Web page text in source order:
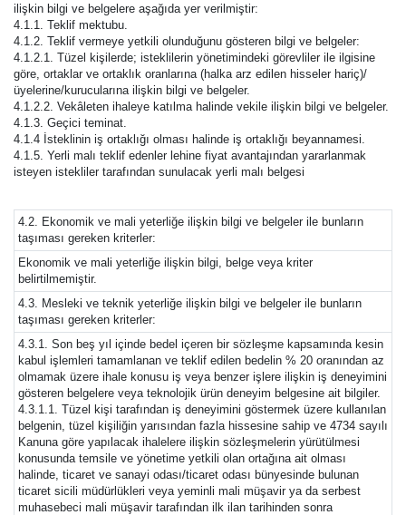
ilişkin bilgi ve belgelere aşağıda yer verilmiştir:
4.1.1. Teklif mektubu.
4.1.2. Teklif vermeye yetkili olunduğunu gösteren bilgi ve belgeler:
4.1.2.1. Tüzel kişilerde; isteklilerin yönetimindeki görevliler ile ilgisine
göre, ortaklar ve ortaklık oranlarına (halka arz edilen hisseler hariç)/
üyelerine/kurucularına ilişkin bilgi ve belgeler.
4.1.2.2. Vekâleten ihaleye katılma halinde vekile ilişkin bilgi ve belgeler.
4.1.3. Geçici teminat.
4.1.4 İsteklinin iş ortaklığı olması halinde iş ortaklığı beyannamesi.
4.1.5. Yerli malı teklif edenler lehine fiyat avantajından yararlanmak
isteyen istekliler tarafından sunulacak yerli malı belgesi
4.2. Ekonomik ve mali yeterliğe ilişkin bilgi ve belgeler ile bunların
taşıması gereken kriterler:
Ekonomik ve mali yeterliğe ilişkin bilgi, belge veya kriter
belirtilmemiştir.
4.3. Mesleki ve teknik yeterliğe ilişkin bilgi ve belgeler ile bunların
taşıması gereken kriterler:
4.3.1. Son beş yıl içinde bedel içeren bir sözleşme kapsamında kesin
kabul işlemleri tamamlanan ve teklif edilen bedelin % 20 oranından az
olmamak üzere ihale konusu iş veya benzer işlere ilişkin iş deneyimini
gösteren belgelere veya teknolojik ürün deneyim belgesine ait bilgiler.
4.3.1.1. Tüzel kişi tarafından iş deneyimini göstermek üzere kullanılan
belgenin, tüzel kişiliğin yarısından fazla hissesine sahip ve 4734 sayılı
Kanuna göre yapılacak ihalelere ilişkin sözleşmelerin yürütülmesi
konusunda temsile ve yönetime yetkili olan ortağına ait olması
halinde, ticaret ve sanayi odası/ticaret odası bünyesinde bulunan
ticaret sicili müdürlükleri veya yeminli mali müşavir ya da serbest
muhasebeci mali müşavir tarafından ilk ilan tarihinden sonra